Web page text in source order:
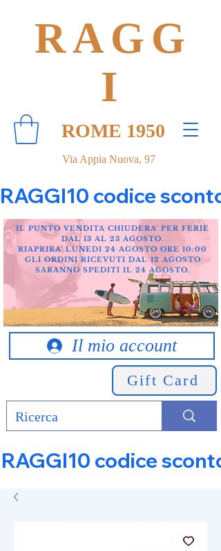
Via Appia Nuova, 97
RAGG
I
ROME 1950
RAGGI10 codice
Il mio account
Gift Card
IL PUNTO VENDITA CHIUDERA' PER FERIE
DAL 13 AL 23 AGOSTO.
RIAPRIRA' LUNEDI 24 AGOSTO ORE 10:00
GLI ORDINI RICEVUTI DAL 12 AGOSTO
SARANNO SPEDITI IL 24 AGOSTO.
RAGGI10 codice